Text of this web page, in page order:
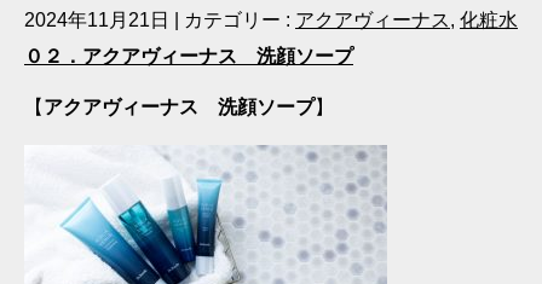
2024年11月21日 カテゴリー : アクアヴィーナス, 化粧水
０２．アクアヴィーナス 洗顔ソープ
【 アクアヴィーナス 洗顔ソープ】